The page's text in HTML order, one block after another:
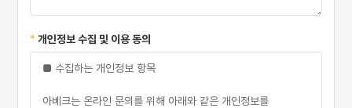
*개인정보 수집 및 이용 동의
■ 수집하는 개인정보 항목
아베크는 온라인 문의를 위해 아래와 같은 개인정보를